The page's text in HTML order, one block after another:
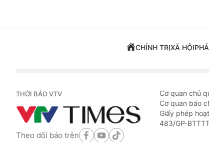
CHÍNH TRỊXÃ HỘI
THỜI BÁO VTV
Theo dõi báo trên
Cơ quan chủ
Cơ quan báo
Giấy phép
483/GP-